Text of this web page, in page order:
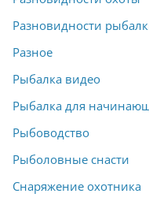
Разновидности
Разное
Рыбалка видео
Рыбалка для
Рыбоводство
Рыболовные снасти
Снаряжение охотника